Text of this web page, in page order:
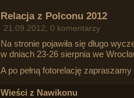
Relacja z Polconu 2012
21.09.2012, 0 komentarzy
Na stronie pojawiła się długo
w dniach 23-26 sierpnia we
A po pełną fotorelację
Wieści z Nawikonu